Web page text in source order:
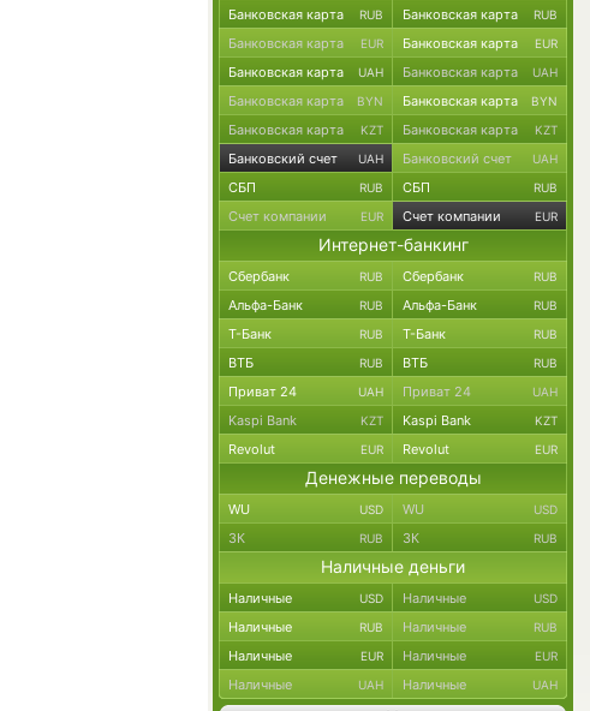
Банковская карта RUB Банковская карта RUB
Банковская карта EUR Банковская карта EUR
Банковская карта UAH Банковская карта UAH
Банковская карта BYN Банковская карта BYN
Банковская карта KZT Банковская карта KZT
Банковский счет UAH Банковский счет UAH
СБП RUB СБП RUB
Счет компании EUR Счет компании EUR
Интернет-банкинг
Сбербанк RUB Сбербанк RUB
Альфа-Банк RUB Альфа-Банк RUB
Т-Банк RUB Т-Банк RUB
ВТБ RUB ВТБ RUB
Приват 24 UAH Приват 24 UAH
Kaspi Bank KZT Kaspi Bank KZT
Revolut EUR Revolut EUR
Денежные переводы
WU USD WU USD
ЗК RUB ЗК RUB
Наличные деньги
Наличные USD Наличные USD
Наличные RUB Наличные RUB
Наличные EUR Наличные EUR
Наличные UAH Наличные UAH